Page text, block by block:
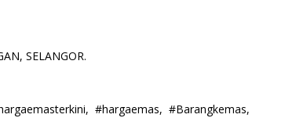
SELANGOR.
#hargaemas, #Barangkemas,